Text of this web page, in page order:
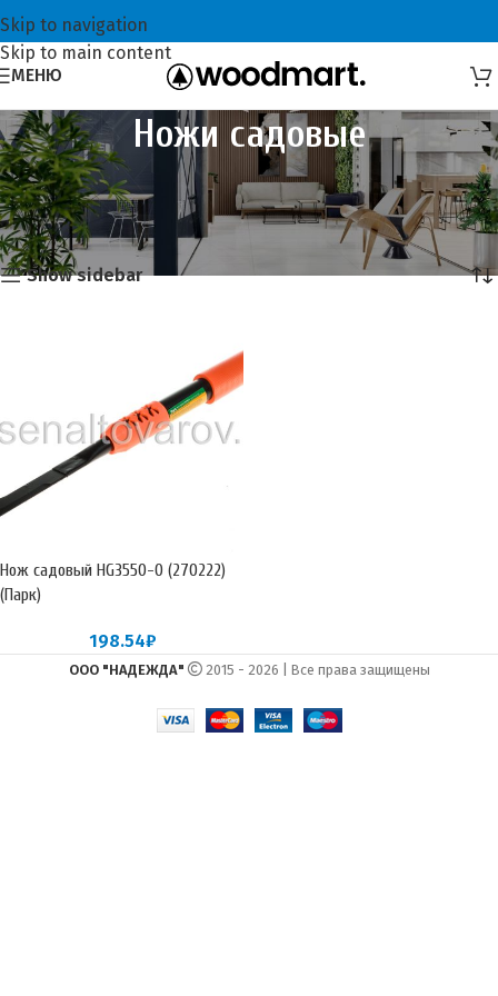
Skip to navigation
Skip to main content
МЕНЮ
Ножи садовые
Главная Всё для садоводов
Садовые инструменты
Ножи садовые
Это единственный товар
Show sidebar
Нож садовый HG3550-O (270222)
(Парк)
198.54₽
ООО "НАДЕЖДА" 2015 - 2026 | Все права защищены